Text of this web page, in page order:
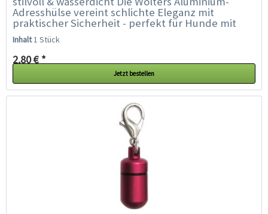
Adresshülse vereint schlichte Eleganz mit
praktischer Sicherheit - perfekt für Hunde mit
Stil. Ob Prinz oder Prinzessin,...
Inhalt1 Stück
2,80 € *
Jetzt bestellen